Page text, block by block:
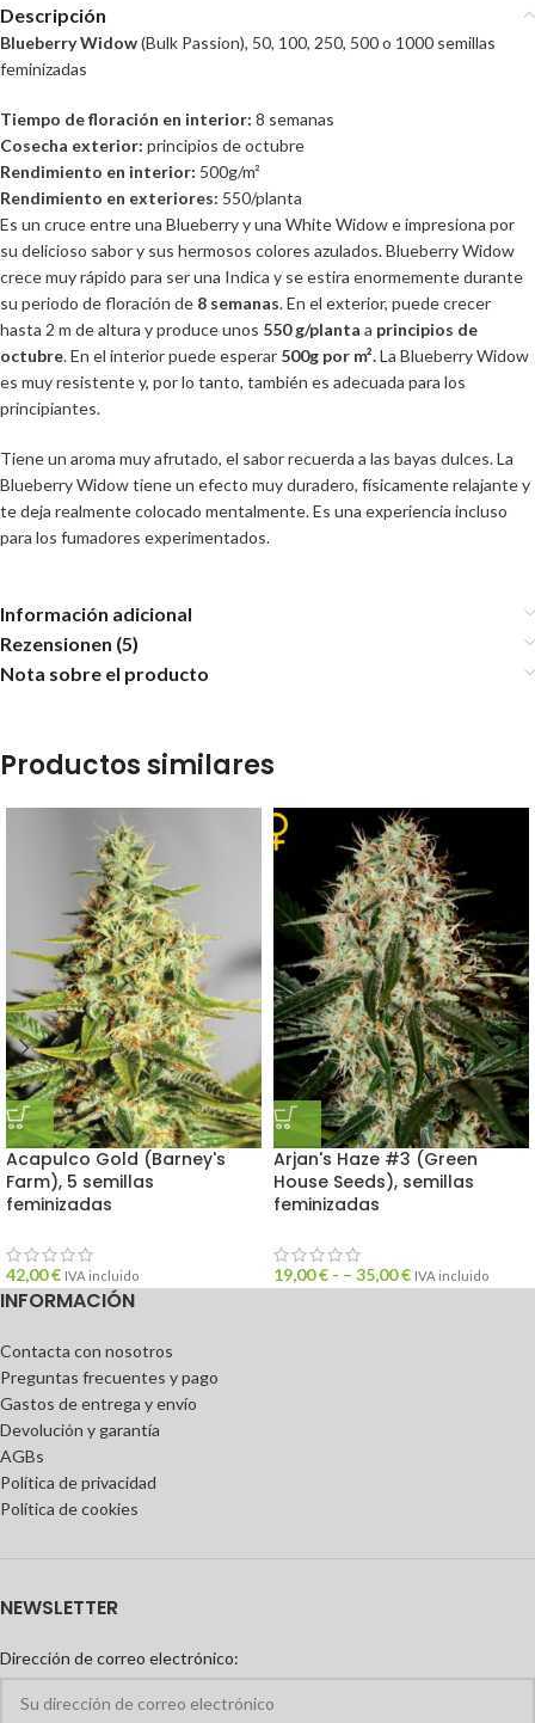
Descripción
Blueberry Widow(Bulk Passion), 50, 100, 250, 500 o 1000 semillas
feminizadas
Tiempo de floración en interior: 8 semanas
Cosecha exterior: principios de octubre
Rendimiento en interior: 500g/m²
Rendimiento en exteriores: 550/planta
Es un cruce entre una Blueberry y una White Widow e impresiona por
su delicioso sabor y sus hermosos colores azulados. Blueberry Widow
crece muy rápido para ser una Indica y se estira enormemente durante
su periodo de floración de 8 semanas. En el exterior, puede crecer
hasta 2 m de altura y produce unos 550 g/planta a principios de
octubre. En el interior puede esperar 500g por m².La Blueberry Widow
es muy resistente y, por lo tanto, también es adecuada para los
principiantes.
Tiene un aroma muy afrutado, el sabor recuerda a las bayas dulces. La
Blueberry Widow tiene un efecto muy duradero, físicamente relajante y
te deja realmente colocado mentalmente. Es una experiencia incluso
para los fumadores experimentados.
Información adicional
Rezensionen (5)
Nota sobre el producto
Productos similares
Acapulco Gold (Barney's
Farm), 5 semillas
feminizadas
42,00€ IVA incluido
Arjan's Haze #3 (Green
House Seeds), semillas
feminizadas
19,00€ - – 35,00€ IVA incluido
INFORMACIÓN
Contacta con nosotros
Preguntas frecuentes y pago
Gastos de entrega y envío
Devolución y garantía
AGBs
Política de privacidad
Política de cookies
NEWSLETTER
Dirección de correo electrónico: